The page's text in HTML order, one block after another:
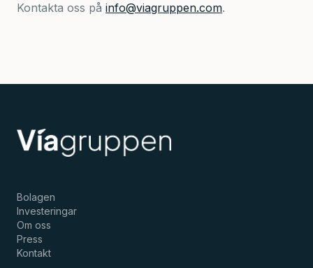
Kontakta oss på info@viagruppen.com.
Bolagen
Investeringar
Om oss
Press
Kontakt